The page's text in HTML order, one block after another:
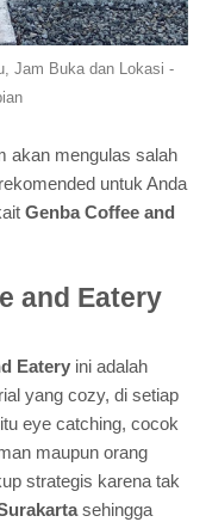
Jam Buka dan Lokasi -
akan mengulas salah
untuk Anda
Genba Coffee and
and Eatery
Eatery ini adalah
yang cozy, di setiap
eye catching, cocok
maupun orang
strategis karena tak
sehingga